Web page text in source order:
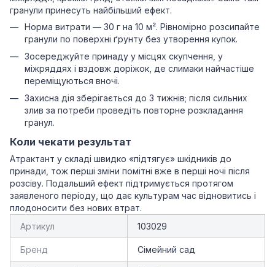
гранули принесуть найбільший ефект.
Норма витрати — 30 г на 10 м². Рівномірно розсипайте
гранули по поверхні ґрунту без утворення купок.
Зосереджуйте принаду у місцях скупчення, у
міжряддях і вздовж доріжок, де слимаки найчастіше
переміщуються вночі.
Захисна дія зберігається до 3 тижнів; після сильних
злив за потреби проведіть повторне розкладання
гранул.
Коли чекати результат
Атрактант у складі швидко «підтягує» шкідників до
принади, тож перші зміни помітні вже в перші ночі після
розсіву. Подальший ефект підтримується протягом
заявленого періоду, що дає культурам час відновитись і
плодоносити без нових втрат.
Артикул
103029
Бренд Сімейний сад